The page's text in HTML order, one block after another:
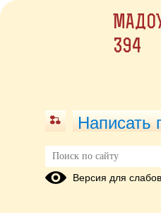
394
Написать
Версия для